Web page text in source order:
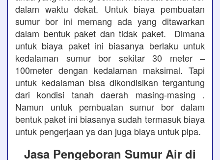
dalam waktu dekat. Untuk biaya pembuatan
sumur bor ini memang ada yang ditawarkan
dalam bentuk paket dan tidak paket. Dimana
untuk biaya paket ini biasanya berlaku untuk
kedalaman sumur bor sekitar 30 meter –
100meter dengan kedalaman maksimal. Tapi
untuk kedalaman bisa dikondisikan tergantung
dari kondisi tanah daerah masing-masing .
Namun untuk pembuatan sumur bor dalam
bentuk paket ini biasanya sudah termasuk biaya
untuk pengerjaan ya dan juga biaya untuk pipa.
Jasa Pengeboran Sumur Air di